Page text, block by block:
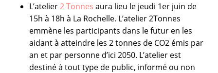
L’atelier2 Tonnes aura lieu le jeudi 1er juin de
15h à 18h à La Rochelle. L’atelier 2Tonnes
emmène les participants dans le futur en les
aidant à atteindre les 2 tonnes de CO2 émis par
an et par personne d’ici 2050. L’atelier est
destiné à tout type de public, informé ou non